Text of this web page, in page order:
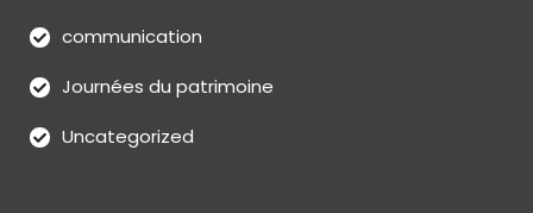
communication
Journées du patrimoine
Uncategorized